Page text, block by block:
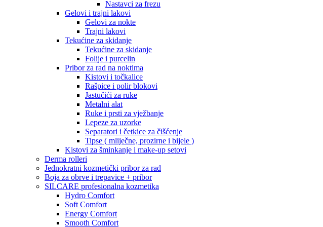
Nastavci za frezu
Gelovi i trajni lakovi
Gelovi za nokte
Trajni lakovi
Tekućine za skidanje
Tekućine za skidanje
Folije i purcelin
Pribor za rad na noktima
Kistovi i točkalice
Rašpice i polir blokovi
Jastučići za ruke
Metalni alat
Ruke i prsti za vježbanje
Lepeze za uzorke
Separatori i četkice za čišćenje
Tipse ( mliječne, prozirne i bijele )
Kistovi za šminkanje i make-up setovi
Derma rolleri
Jednokratni kozmetički pribor za rad
Boja za obrve i trepavice + pribor
SILCARE profesionalna kozmetika
Hydro Comfort
Soft Comfort
Energy Comfort
Smooth Comfort